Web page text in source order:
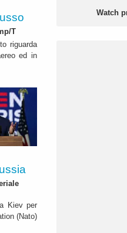
T
riguarda
ed in
Kiev per
(Nato)
Watch